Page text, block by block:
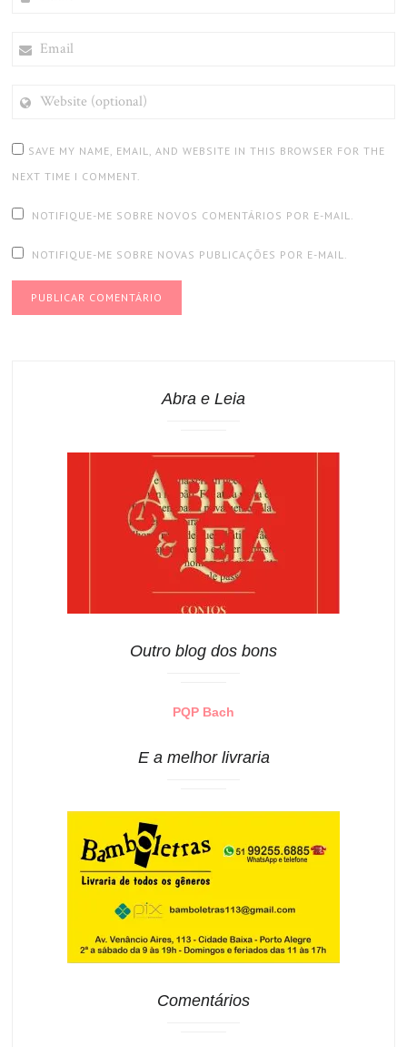
(OPTIONAL)
SAVE MY NAME, EMAIL, AND WEBSITE IN THIS BROWSER FOR THE
NEXT TIME I COMMENT.
NOTIFIQUE-ME SOBRE NOVOS COMENTÁRIOS POR E-MAIL.
NOTIFIQUE-ME SOBRE NOVAS PUBLICAÇÕES POR E-MAIL.
Abra e Leia
Outro blog dos bons
PQP Bach
E a melhor livraria
Comentários